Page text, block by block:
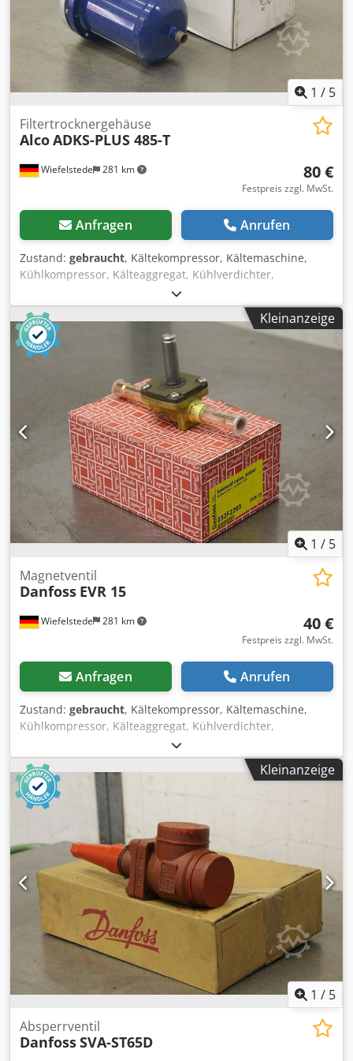
(380 V) - 1. Hand! - deutsches Fahrzeug! - HU / AU: neu!
Irrtümer und Zwischenverkauf vorbehaltlich!
1 / 5
Wiefelstede 281 km
Filtertrocknergehäuse
AlcoADKS-PLUS 485-T
80 €
Festpreis zzgl. MwSt.
Anfragen Anrufen
Zustand: gebraucht, Kältekompressor, Kältemaschine,
Kühlkompressor, Kälteaggregat, Kühlverdichter,
Verdichter, Filtertrocknergehäuse -Hersteller: Alco,
Filtertrocknergehäuse ungebraucht OVP -Typ: ADKS-PLUS
485-T/PCN 883551 -max. Betriebsüberdruck: 34,5 bar -
Anschluß: 5/8" ODF -Abmessung Paket: 330/200/H160 mm
Chodpfxofx Atvj Alwja -Gewicht: 4,1 kg
Kleinanzeige
1 / 5
Wiefelstede 281 km
Magnetventil
Danfoss EVR 15
40 €
Festpreis zzgl. MwSt.
Anfragen Anrufen
Zustand: gebraucht, Kältekompressor, Kältemaschine,
Kühlkompressor, Kälteaggregat, Kühlverdichter,
Verdichter, Filtertrocknergehäuse, Absperrventil,
Kugelabsperrventil -Hersteller: Danfoss, Magnetventil für
Kältetechnik, ungebraucht OVP -Typ: EVR 15/032F2203 -
Anschluß: 16 mm Chedpfxefx Atye Alwoa -Preis: pro Stück -
Anzahl: 12 Stück -Abmessungen Paket: 190/125/H90 mm -
Gewicht: 0,7 kg
Kleinanzeige
1 / 5
Absperrventil
DanfossSVA-ST65D